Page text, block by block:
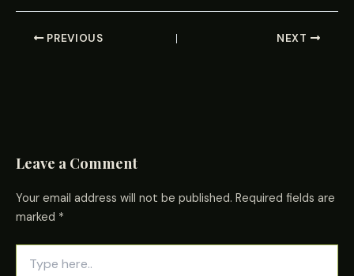
PREVIOUS NEXT
Leave a Comment
Your email address will not be published. Required fields are
marked *
here..